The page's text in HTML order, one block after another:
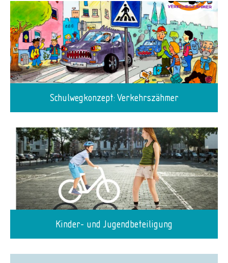
Schulwegkonzept: Verkehrszähmer
Kinder- und Jugendbeteiligung